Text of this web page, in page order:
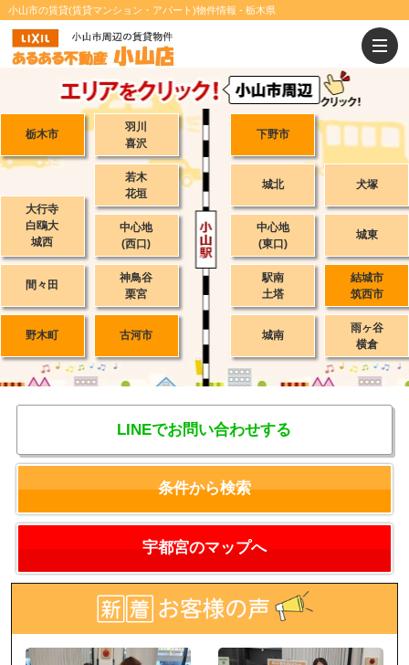
小山市の賃貸(賃貸マンション・アパート)物件情報 - 栃木県
栃木市
羽川
喜沢
下野市
若木
花垣
城北
犬塚
大行寺
白鴎大
城西
中心地
(西口)
中心地
(東口)
城東
神鳥谷
栗宮
駅南
土塔
結城市
筑西市
野木町 古河市
間々田
城南
雨ヶ谷
横倉
LINEでお問い合わせする
条件から検索
宇都宮のマップへ